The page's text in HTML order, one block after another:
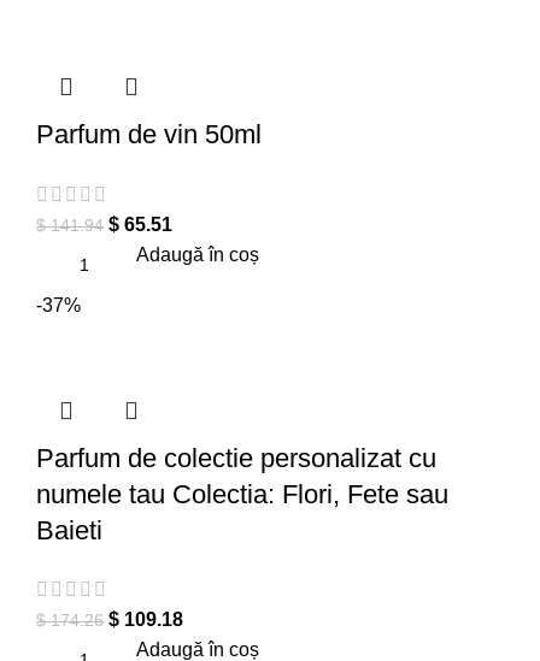
Parfum de vin 50ml
$141.94 $ 65.51
Adaugă în coș
-37%
Parfum de colectie personalizat cu
numele tau Colectia: Flori, Fete sau
Baieti
$174.26 $ 109.18
Adaugă în coș